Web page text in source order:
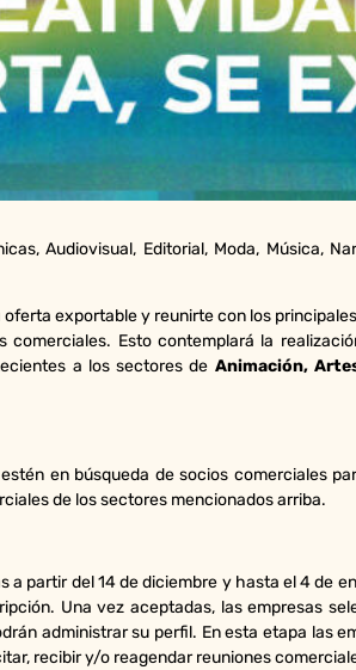
Audiovisual, Editorial, Moda, Música,
exportable y reunirte con los
Esto contemplará la
a los sectores de Animación,
en búsqueda de socios comerciales
de los sectores mencionados arriba.
partir del 14 de diciembre y hasta el 4 de
Una vez aceptadas, las empresas
administrar su perfil. En esta etapa las
recibir y/o reagendar reuniones